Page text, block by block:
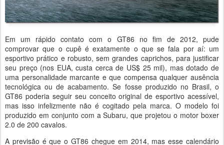
Em um rápido contato com o GT86 no fim de 2012, pude
comprovar que o cupê é exatamente o que se fala por aí: um
esportivo prático e robusto, sem grandes caprichos, para justificar
seu preço (nos EUA, custa cerca de US$ 25 mil), mas dotado de
uma personalidade marcante e que compensa qualquer ausência
tecnológica ou de acabamento. Se fosse produzido no Brasil, o
GT86 poderia seguir seu conceito original de esportivo acessível,
mas isso infelizmente não é cogitado pela marca. O modelo foi
produzido em conjunto com a Subaru, que projetou o motor boxer
2.0 de 200 cavalos.
A previsão é que o GT86 chegue em 2014, mas esse calendário